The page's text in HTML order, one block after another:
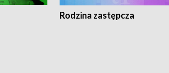
Rodzina zastępcza